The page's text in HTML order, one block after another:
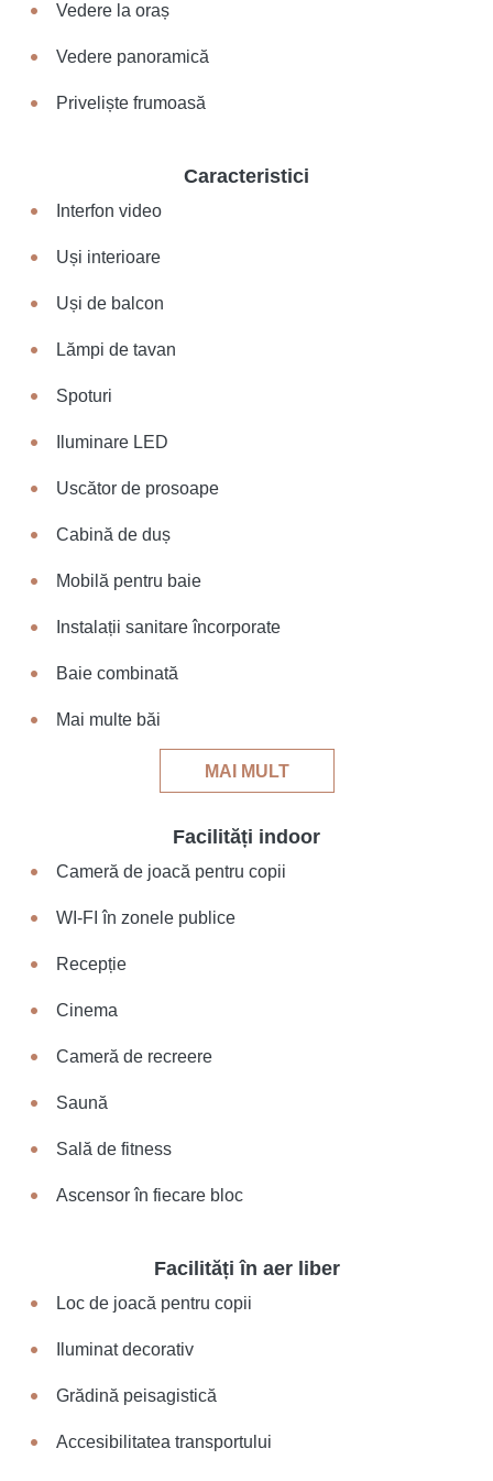
Vedere la oraș
Vedere panoramică
Priveliște frumoasă
Caracteristici
Interfon video
Uși interioare
Uși de balcon
Lămpi de tavan
Spoturi
Iluminare LED
Uscător de prosoape
Cabină de duș
Mobilă pentru baie
Instalații sanitare încorporate
Baie combinată
Mai multe băi
MAI MULT
Facilități indoor
Cameră de joacă pentru copii
WI-FI în zonele publice
Recepție
Cinema
Cameră de recreere
Saună
Sală de fitness
Ascensor în fiecare bloc
Facilități în aer liber
Loc de joacă pentru copii
Iluminat decorativ
Grădină peisagistică
Accesibilitatea transportului